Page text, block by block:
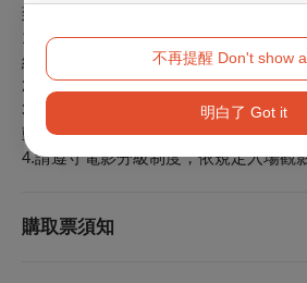
不再提醒 Don't show
明白了 Got it
到場注意事項：
1.於Opentix售票網訂購，請事先領取
網路訂票取票作業敬請見諒。
2.影片放映前10分鐘進場，影片開演後
3.嚴禁穿拖鞋、吸煙、攜帶寵物及佔位,
動電話。
4.請遵守電影分級制度，依規定入場觀
購取票須知